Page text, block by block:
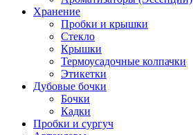
Хранение
Пробки и крышки
Стекло
Крышки
Термоусадочные колпачки
Этикетки
Дубовые бочки
Бочки
Кадки
Пробки и сургуч